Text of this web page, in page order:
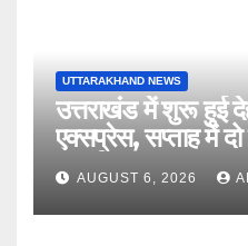
UTTARAKHAND NEWS
उत्तराखंड में शुरू हुई
एक्सप्रेस, सप्ताह में
नया विकल्प
AUGUST 6, 2026